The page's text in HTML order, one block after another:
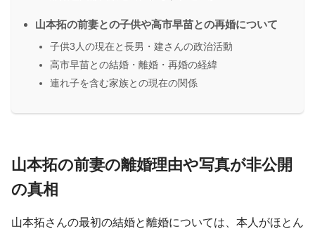
山本拓の前妻との子供や高市早苗との再婚について
子供3人の現在と長男・建さんの政治活動
高市早苗との結婚・離婚・再婚の経緯
連れ子を含む家族との現在の関係
山本拓の前妻の離婚理由や写真が非公開
の真相
山本拓さんの最初の結婚と離婚については、本人がほとん